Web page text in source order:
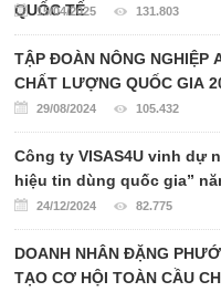
QUỐC TẾ
15/04/2025 131.803
TẬP ĐOÀN NÔNG NGHIỆP AMAZON-
CHẤT LƯỢNG QUỐC GIA
29/08/2024 105.432
Công ty VISAS4U vinh dự
hiệu tin dùng quốc gia”
24/12/2024 82.775
DOANH NHÂN ĐẶNG
TẠO CƠ HỘI TOÀN CẦU